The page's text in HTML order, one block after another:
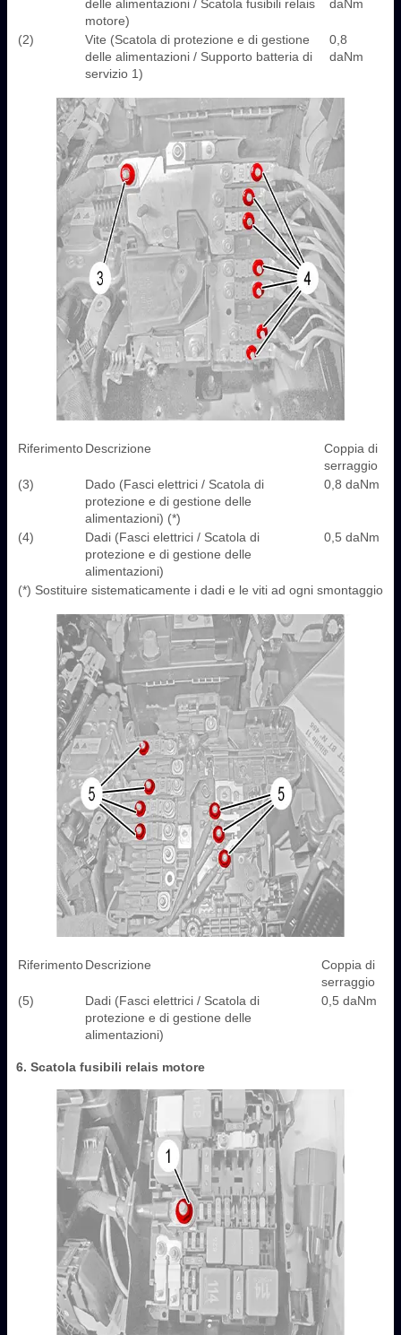
delle alimentazioni / Scatola fusibili relais
motore)
daNm
(2)
Vite (Scatola di protezione e di gestione
delle alimentazioni / Supporto batteria di
servizio 1)
0,8
daNm
RiferimentoDescrizione
Coppia di
serraggio
(3)
Dado (Fasci elettrici / Scatola di
protezione e di gestione delle
alimentazioni) (*)
0,8 daNm
(4)
Dadi (Fasci elettrici / Scatola di
protezione e di gestione delle
alimentazioni)
0,5 daNm
(*) Sostituire sistematicamente i dadi e le viti ad ogni smontaggio
RiferimentoDescrizione
Coppia di
serraggio
(5)
Dadi (Fasci elettrici / Scatola di
protezione e di gestione delle
alimentazioni)
0,5 daNm
6. Scatola fusibili relais motore